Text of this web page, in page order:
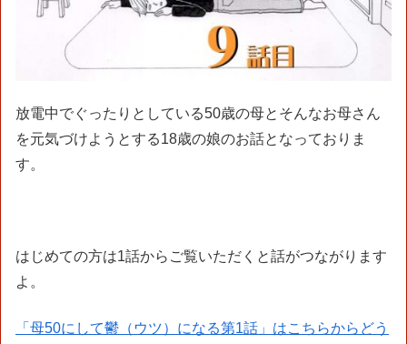
放電中でぐったりとしている50歳の母とそんなお母さん
を元気づけようとする18歳の娘のお話となっておりま
す。
はじめての方は1話からご覧いただくと話がつながります
よ。
「母50にして鬱（ウツ）になる第1話」はこちらからどう